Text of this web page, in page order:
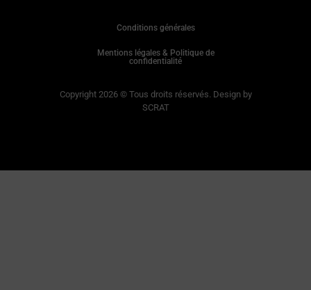
Mentions légales & Politique de
confidentialité
Copyright 2026 © Tous droits réservés. Design by
SCRAT
Conditions générales